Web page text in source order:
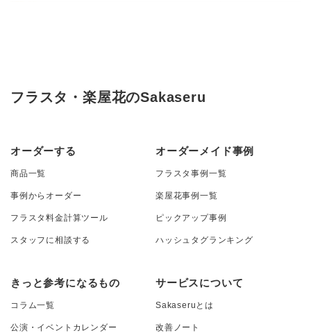
フラスタ・楽屋花のSakaseru
オーダーする
商品一覧
事例からオーダー
フラスタ料金計算ツール
スタッフに相談する
オーダーメイド事例
フラスタ事例一覧
楽屋花事例一覧
ピックアップ事例
ハッシュタグランキング
きっと参考になるもの
コラム一覧
公演・イベントカレンダー
サービスについて
Sakaseruとは
改善ノート